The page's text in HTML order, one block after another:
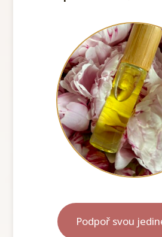
Podpoř svou